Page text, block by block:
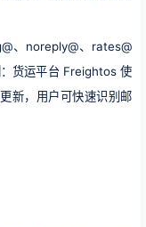
、noreply@、rates@
货运平台 Freightos 使
新，用户可快速识别邮